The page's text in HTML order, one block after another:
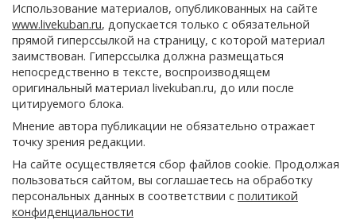
Использование материалов, опубликованных на сайте
www.livekuban.ru, допускается только с обязательной
прямой гиперссылкой на страницу, с которой материал
заимствован. Гиперссылка должна размещаться
непосредственно в тексте, воспроизводящем
оригинальный материал livekuban.ru, до или после
цитируемого блока.
Мнение автора публикации не обязательно отражает
точку зрения редакции.
На сайте осуществляется сбор файлов cookie. Продолжая
пользоваться сайтом, вы соглашаетесь на обработку
персональных данных в соответствии с политикой
конфиденциальности